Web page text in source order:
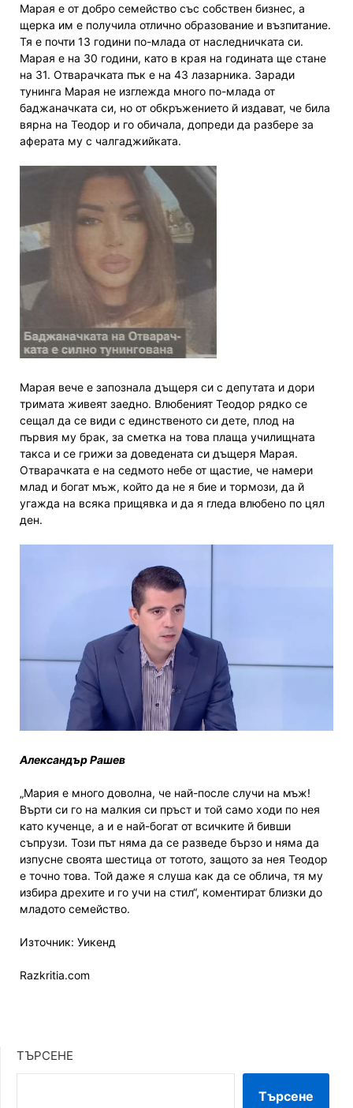
Марая е от добро семейство със собствен бизнес, а
щерка им е получила отлично образование и възпитание.
Тя е почти 13 години по-млада от наследничката си.
Марая е на 30 години, като в края на годината ще стане
на 31. Отварачката пък е на 43 лазарника. Заради
тунинга Марая не изглежда много по-млада от
баджаначката си, но от обкръжението й издават, че била
вярна на Теодор и го обичала, допреди да разбере за
аферата му с чалгаджийката.
Марая вече е запознала дъщеря си с депутата и дори
тримата живеят заедно. Влюбеният Теодор рядко се
сещал да се види с единственото си дете, плод на
първия му брак, за сметка на това плаща училищната
такса и се грижи за доведената си дъщеря Марая.
Отварачката е на седмото небе от щастие, че намери
млад и богат мъж, който да не я бие и тормози, да й
угажда на всяка прищявка и да я гледа влюбено по цял
ден.
Александър Рашев
„Мария е много доволна, че най-после случи на мъж!
Върти си го на малкия си пръст и той само ходи по нея
като кученце, а и е най-богат от всичките й бивши
съпрузи. Този път няма да се разведе бързо и няма да
изпусне своята шестица от тотото, защото за нея Теодор
е точно това. Той даже я слуша как да се облича, тя му
избира дрехите и го учи на стил“, коментират близки до
младото семейство.
Източник: Уикенд
Razkritia.com
ТЪРСЕНЕ
Търсене